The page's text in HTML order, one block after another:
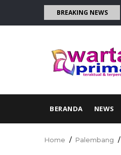
BREAKING NEWS
Minta Keadilan
MAIN
BERANDA NEWS
Breadcrumb
Home / Palembang /